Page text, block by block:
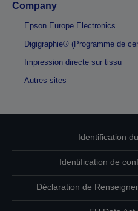
Company
Epson Europe Electronics
Digigraphie® (Programme de
Impression directe sur tissu
Autres sites
Identification
Identification de
Déclaration de